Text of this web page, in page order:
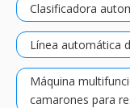
Clasificadora
Línea automática
Máquina
camarones para